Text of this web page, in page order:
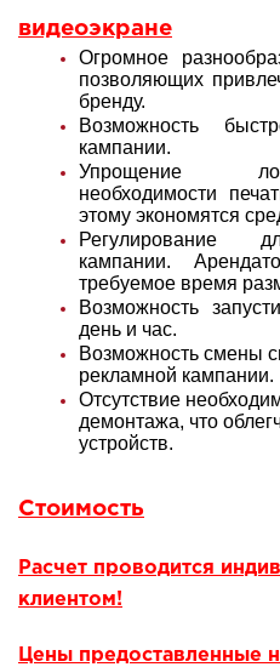
видеоэкране
Огромное
позволяющих
бренду.
Возможность
кампании.
Упрощение
необходимости
этому экономятся
Регулирование
кампании.
требуемое время
Возможность
день и час.
Возможность смены
рекламной кампании.
Отсутствие
демонтажа, что
устройств.
Стоимость
Расчет проводится
клиентом!
Цены предоставленные